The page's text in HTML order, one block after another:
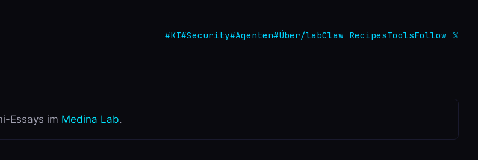
#KI#Security#Agenten#Über/labClaw RecipesToolsFollow 𝕏
Essays im Medina Lab.